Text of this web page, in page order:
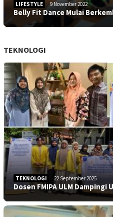
LIFESTYLE 9 November 2022
Belly Fit Dance Mulai
TEKNOLOGI
TEKNOLOGI 22 September 2025
Dosen FMIPA ULM Dampingi